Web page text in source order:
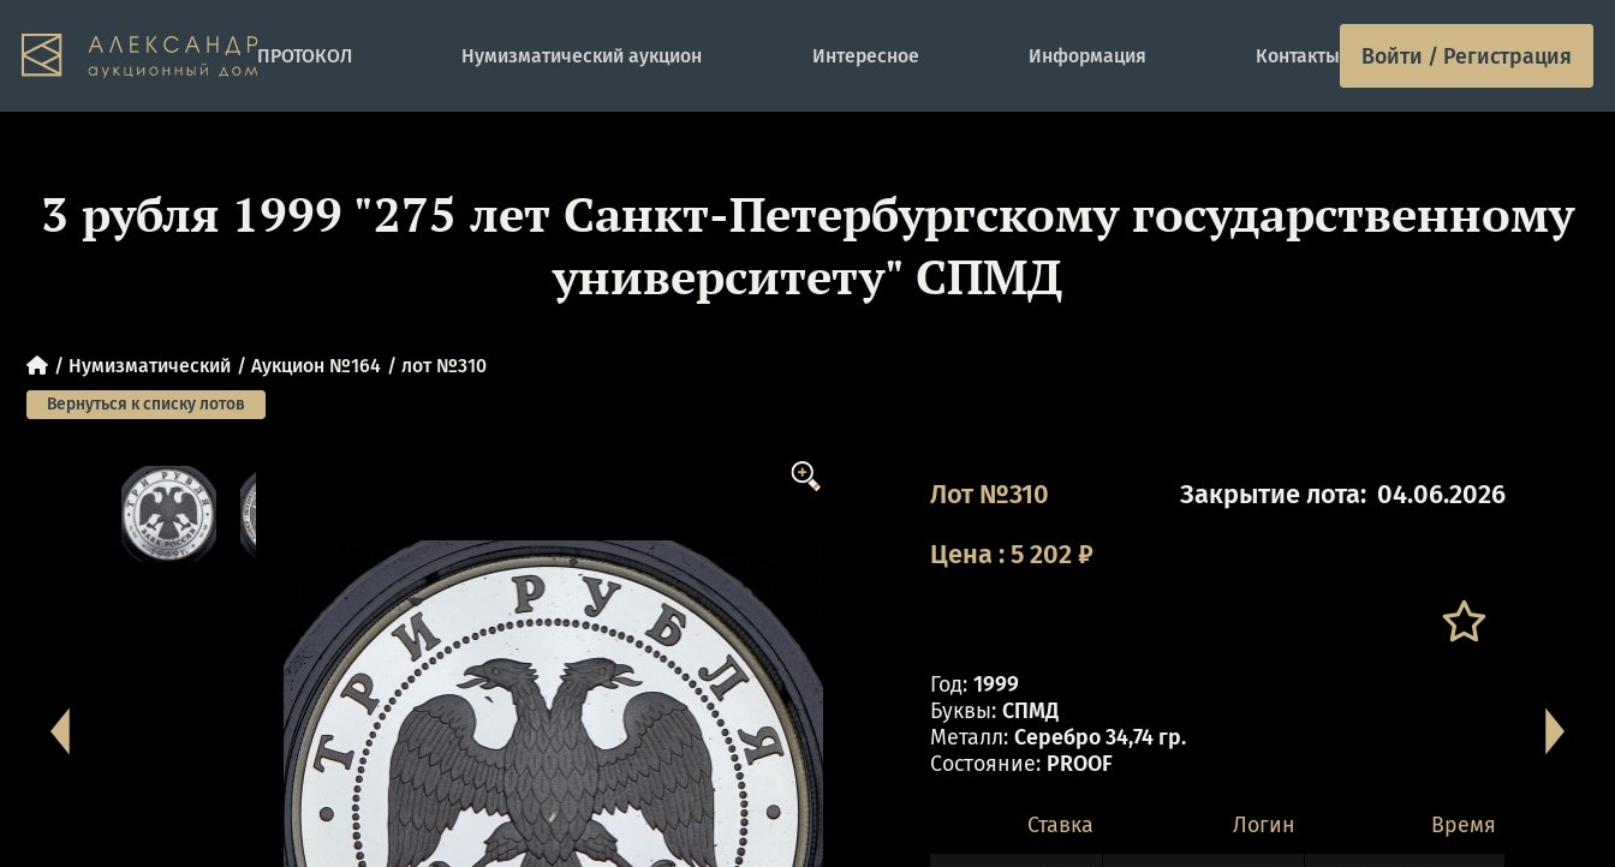
ПРОТОКОЛ Нумизматический аукцион Интересное Информация Контакты Войти / Регистрация
3 рубля 1999 "275 лет Санкт-Петербургскому государственному
университету" СПМД
Нумизматический Аукцион №164 лот №310
Вернуться к списку лотов
Лот №310 Закрытие лота: 04.06.2026
Цена:5 202 ₽
Год: 1999
Буквы: СПМД
Металл: Серебро 34,74 гр.
Состояние: PROOF
Ставка Логин Время